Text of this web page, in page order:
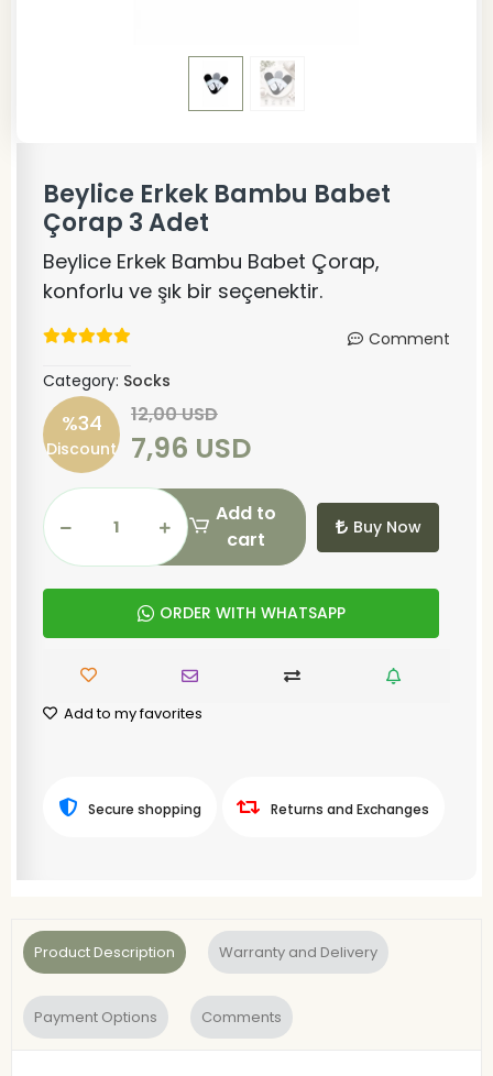
Beylice Erkek Bambu Babet
Çorap 3 Adet
Beylice Erkek Bambu Babet Çorap,
konforlu ve şık bir seçenektir.
Comment
Category: Socks
%34
Discount
12,00 USD
7,96 USD
Add to
cart
Buy Now
ORDER WITH WHATSAPP
Add to my favorites
Secure shopping Returns and Exchanges
Product Description Warranty and Delivery
Payment Options Comments